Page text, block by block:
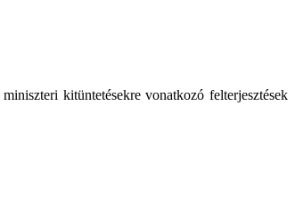
kitüntetésekre vonatkozó felterjesztések